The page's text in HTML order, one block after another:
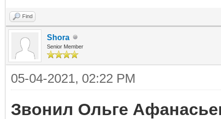
Find
Shora
Senior Member
05-04-2021, 02:22 PM
Звонил Ольге